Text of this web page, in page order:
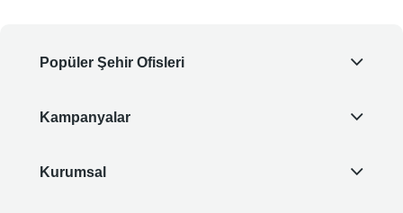
Popüler Şehir Ofisleri
Kampanyalar
Kurumsal